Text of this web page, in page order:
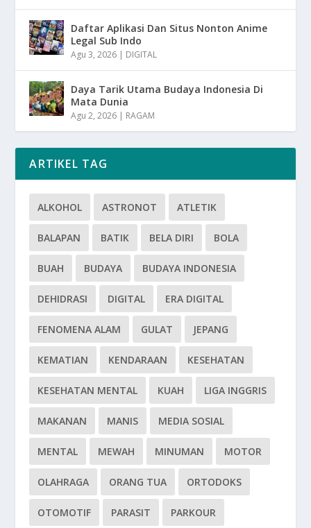
Daftar Aplikasi Dan Situs Nonton Anime
Legal Sub Indo
Agu 3, 2026 | DIGITAL
Daya Tarik Utama Budaya Indonesia Di
Mata Dunia
Agu 2, 2026 | RAGAM
ARTIKEL TAG
ALKOHOL ASTRONOT ATLETIK
BALAPAN BATIK BELA DIRI BOLA
BUAH BUDAYA BUDAYA INDONESIA
DEHIDRASI DIGITAL ERA DIGITAL
FENOMENA ALAM GULAT JEPANG
KEMATIAN KENDARAAN KESEHATAN
KESEHATAN MENTAL KUAH LIGA INGGRIS
MAKANAN MANIS MEDIA SOSIAL
MENTAL MEWAH MINUMAN MOTOR
OLAHRAGA ORANG TUA ORTODOKS
OTOMOTIF PARASIT PARKOUR